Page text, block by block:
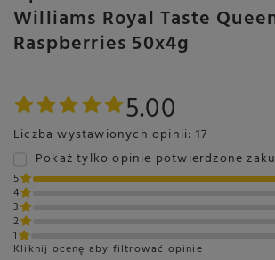
Symbol
Dostępne wersje
Przeznaczenie
Do biura
Do domu
Ilość wody do przygotowania
Williams Royal Taste
Raspberries 50x4g
5.00
Liczba wystawionych opinii: 17
Pokaż tylko opinie potwierdzone
5
4
3
2
1
Kliknij ocenę aby filtrować opinie